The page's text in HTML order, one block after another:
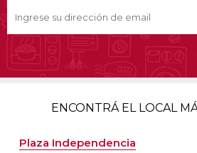
ENCONTRÁ EL LOCAL
Plaza Independencia